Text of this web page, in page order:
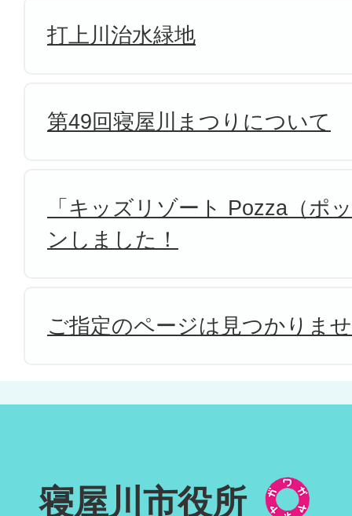
打上川治水緑地
第49回寝屋川まつりについて
「キッズリゾート Pozza（ポ
ンしました！
ご指定のページは見つかりま
寝屋川市役所